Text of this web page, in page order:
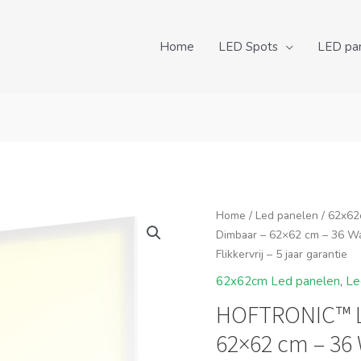
Home LED Spots LED
Home / Led panelen /
Dimbaar – 62×62 cm – 36
Flikkervrij – 5 jaar garantie
62x62cm Led panelen,
HOFTRONIC™
62×62 cm –